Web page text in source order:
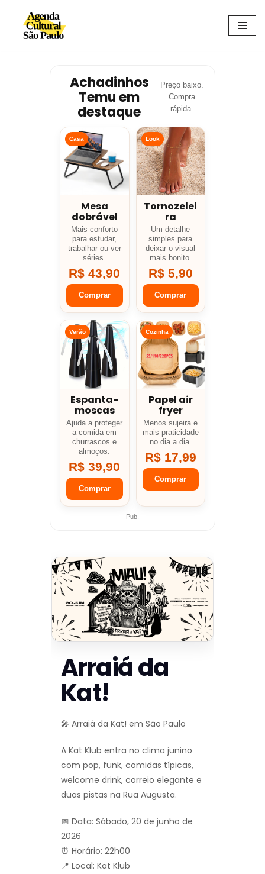
Avançar
Achadinhos
Temu em
destaque
Preço baixo.
Compra
rápida.
Casa
Mesa
dobrável
Mais conforto
para estudar,
trabalhar ou ver
séries.
R$ 43,90
Comprar
Look
Tornozelei
ra
Um detalhe
simples para
deixar o visual
mais bonito.
R$ 5,90
Comprar
Verão
Espanta-
moscas
Ajuda a proteger
a comida em
churrascos e
almoços.
R$ 39,90
Comprar
Cozinha
Papel air
fryer
Menos sujeira e
mais praticidade
no dia a dia.
R$ 17,99
Comprar
Pub.
Arraiá da
Kat!
🎤 Arraiá da Kat! em São Paulo
A Kat Klub entra no clima junino
com pop, funk, comidas típicas,
welcome drink, correio elegante e
duas pistas na Rua Augusta.
📅 Data: Sábado, 20 de junho de
2026
⏰ Horário: 22h00
📍 Local: Kat Klub